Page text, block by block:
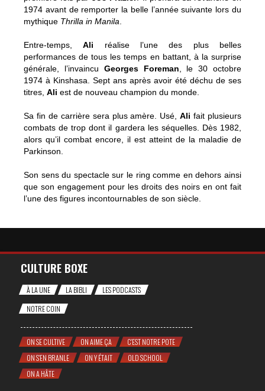
1974 avant de remporter la belle l’année suivante lors du
mythique Thrilla in Manila
Entre-temps,Ali réalise l’une des plus belles
performances de tous les temps en battant, à la surprise
générale, l’invaincu Georges Foreman , le 30 octobre
1974 à Kinshasa. Sept ans après avoir été déchu de ses
titres, Ali est de nouveau champion du monde.
Sa fin de carrière sera plus amère. Usé,Ali fait plusieurs
combats de trop dont il gardera les séquelles. Dès 1982,
alors qu’il combat encore, il est atteint de la maladie de
Parkinson.
Son sens du spectacle sur le ring comme en dehors ainsi
que son engagement pour les droits des noirs en ont fait
l’une des figures incontournables de son siècle.
CULTURE BOXE
À LA UNE LA BIBLI
LES PODCASTS
NOTRE COIN
ON SE CULTIVE ON AIME ÇA
C'EST NOTRE POTE
ON S'EN BRANLE
ON Y ÉTAIT
OLD SCHOOL
ON A HÂTE